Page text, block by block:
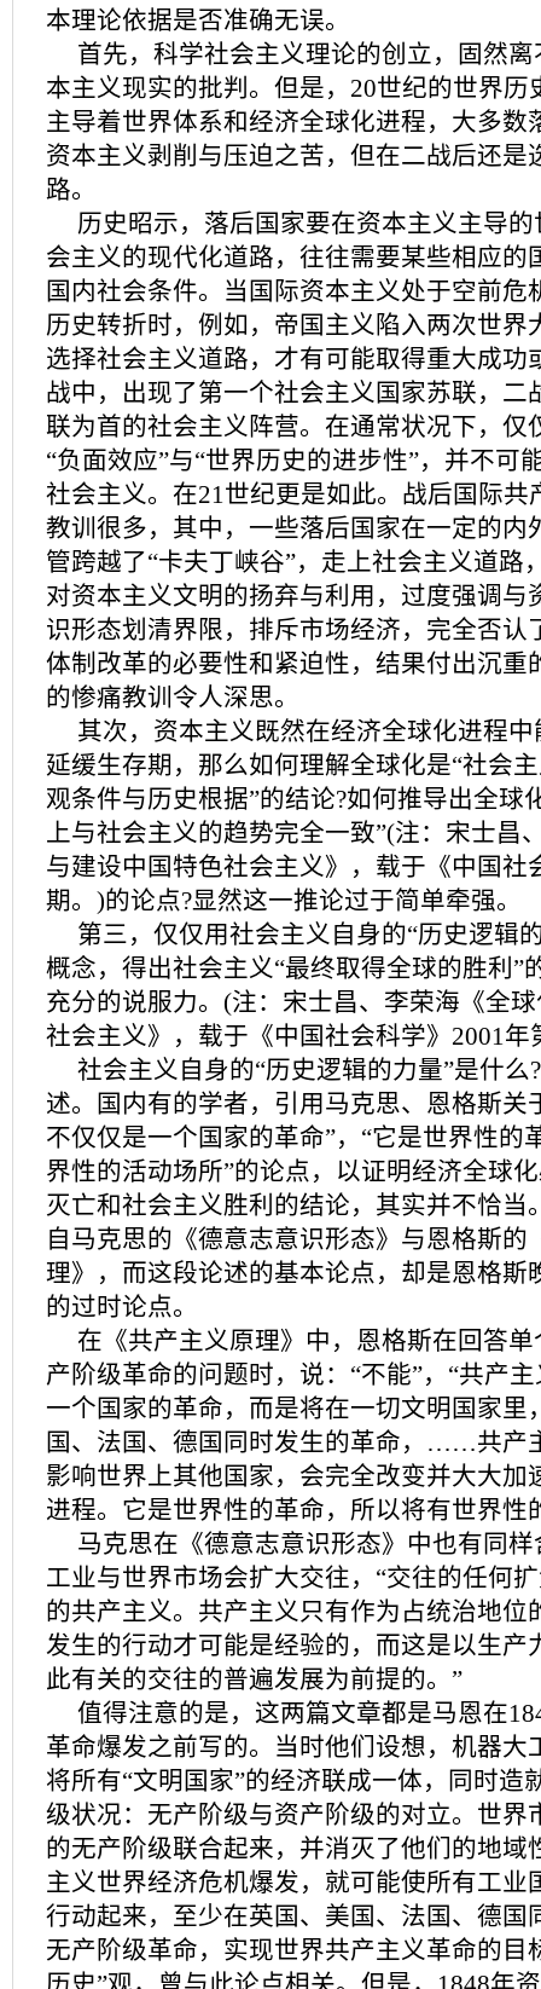
本理论依据是否准确无误。
首先，科学社会主义理论的创立，固然
本主义现实的批判。但是，20世纪的世界历
主导着世界体系和经济全球化进程，大多数
资本主义剥削与压迫之苦，但在二战后还是
路。
历史昭示，落后国家要在资本主义主导
会主义的现代化道路，往往需要某些相应的
国内社会条件。当国际资本主义处于空前危
历史转折时，例如，帝国主义陷入两次世界
选择社会主义道路，才有可能取得重大成功
战中，出现了第一个社会主义国家苏联，二
联为首的社会主义阵营。在通常状况下，仅
“负面效应”与“世界历史的进步性”，并不可
社会主义。在21世纪更是如此。战后国际共
教训很多，其中，一些落后国家在一定的内
管跨越了“卡夫丁峡谷”，走上社会主义道路
对资本主义文明的扬弃与利用，过度强调与
识形态划清界限，排斥市场经济，完全否认
体制改革的必要性和紧迫性，结果付出沉重
的惨痛教训令人深思。
其次，资本主义既然在经济全球化进程
延缓生存期，那么如何理解全球化是“社会
观条件与历史根据”的结论?如何推导出全球
上与社会主义的趋势完全一致”(注：宋士昌
与建设中国特色社会主义》，载于《中国社
期。)的论点?显然这一推论过于简单牵强。
第三，仅仅用社会主义自身的“历史逻辑
概念，得出社会主义“最终取得全球的胜利”
充分的说服力。(注：宋士昌、李荣海《全
社会主义》，载于《中国社会科学》2001年
社会主义自身的“历史逻辑的力量”是什么
述。国内有的学者，引用马克思、恩格斯关
不仅仅是一个国家的革命”，“它是世界性的
界性的活动场所”的论点，以证明经济全球
灭亡和社会主义胜利的结论，其实并不恰当
自马克思的《德意志意识形态》与恩格斯的
理》，而这段论述的基本论点，却是恩格斯
的过时论点。
在《共产主义原理》中，恩格斯在回答
产阶级革命的问题时，说：“不能”，“共产
一个国家的革命，而是将在一切文明国家里
国、法国、德国同时发生的革命，……共产
影响世界上其他国家，会完全改变并大大加
进程。它是世界性的革命，所以将有世界性
马克思在《德意志意识形态》中也有同
工业与世界市场会扩大交往，“交往的任何
的共产主义。共产主义只有作为占统治地位
发生的行动才可能是经验的，而这是以生产
此有关的交往的普遍发展为前提的。”
值得注意的是，这两篇文章都是马恩在
革命爆发之前写的。当时他们设想，机器大
将所有“文明国家”的经济联成一体，同时造
级状况：无产阶级与资产阶级的对立。世界
的无产阶级联合起来，并消灭了他们的地域
主义世界经济危机爆发，就可能使所有工业
行动起来，至少在英国、美国、法国、德国
无产阶级革命，实现世界共产主义革命的目